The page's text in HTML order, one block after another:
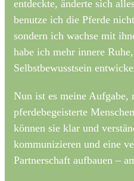
entdeckte, änderte sich
benutze ich die Pferde
sondern ich wachse mit
habe ich mehr innere
Selbstbewusstsein
Nun ist es meine Aufgabe,
pferdebegeisterte
können sie klar und
kommunizieren und eine
Partnerschaft aufbauen –